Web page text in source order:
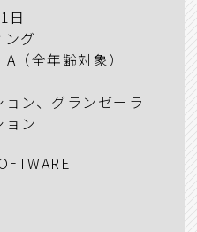
日
グ
（全年齢対象）
ン、グランゼーラ
ョン